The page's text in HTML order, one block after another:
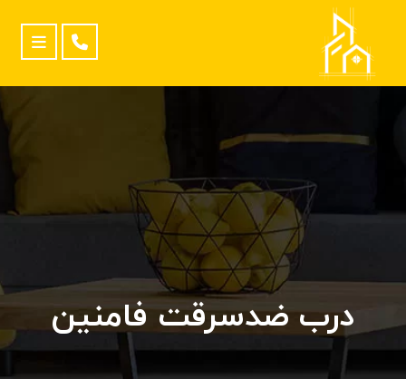
درب ضدسرقت فامنین